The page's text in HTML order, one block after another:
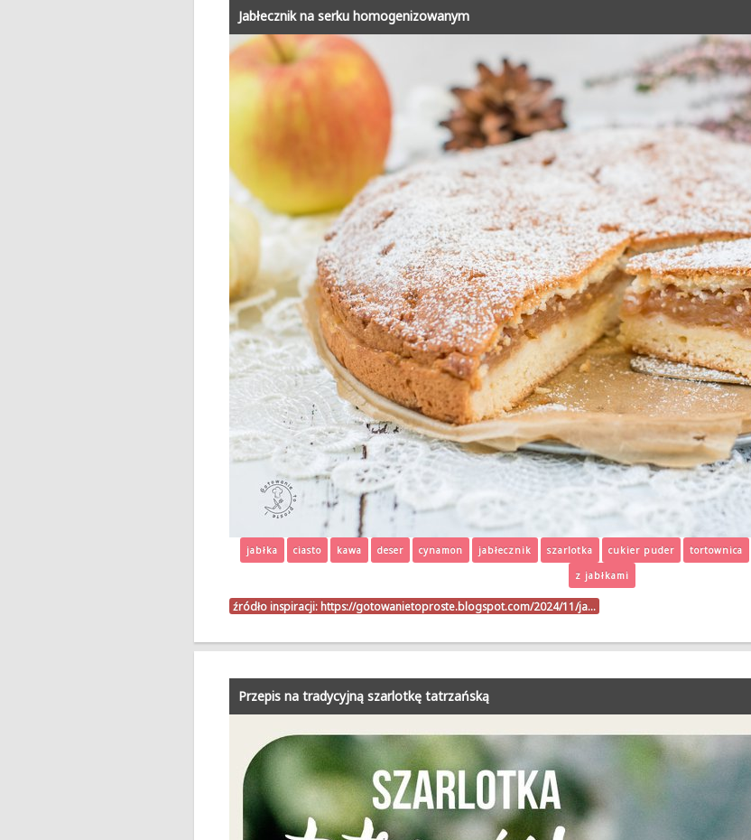
Jabłecznik na serku homogenizowanym
jabłka ciasto kawa deser cynamon jabłecznik szarlotka cukier puder tortownica
z jabłkami
źródło inspiracji: https://gotowanietoproste.blogspot.com/2024/11/ja…
Przepis na tradycyjną szarlotkę tatrzańską